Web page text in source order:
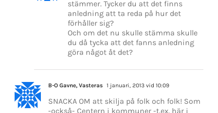
stämmer. Tycker du att det finns
anledning att ta reda på hur det
förhåller sig?
Och om det nu skulle stämma skulle
du då tycka att det fanns anledning
göra något åt det?
B-O Gavne, Vasteras 1 januari, 2013 vid 10:09
SNACKA OM att skilja på folk och folk! Som
-också- Centern i kommuner -t.ex. här i